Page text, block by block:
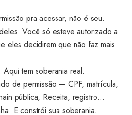
pra acessar, não é seu.
Você só esteve autorizado a
eles decidirem que não faz mais
tem soberania real.
de permissão — CPF, matrícula,
pública, Receita, registro…
E constrói sua soberania.